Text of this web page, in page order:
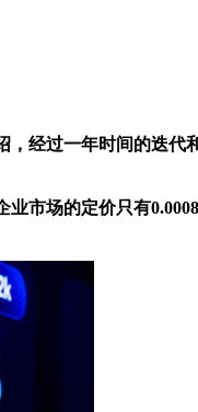
过一年时间的迭代
场的定价只有